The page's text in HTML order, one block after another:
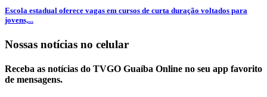
Escola estadual oferece vagas em cursos de curta duração voltados para
jovens,...
Nossas notícias no celular
Receba as notícias do TVGO Guaíba Online no seu app favorito
de mensagens.